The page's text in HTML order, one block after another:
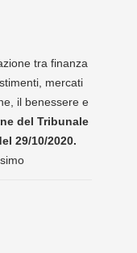
tra finanza
mercati
il benessere e
del Tribunale
29/10/2020.